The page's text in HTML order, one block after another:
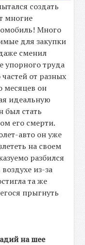
создать
многие
Много
для закупки
сменил
упорного труда
от разных
месяцев он
идеальную
был стать
его смерти.
авто он уже
на своем
разбился
из-за
та же
прыгнуть
на шее